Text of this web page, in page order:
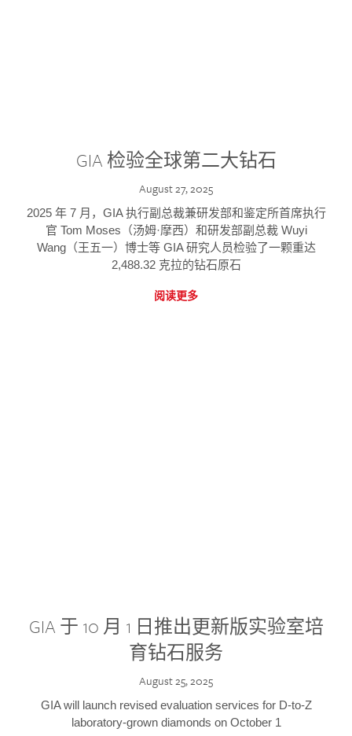
GIA 检验全球第二大钻石
August 27, 2025
2025 年 7 月，GIA 执行副总裁兼研发部和鉴定所首席执行
官 Tom Moses（汤姆·摩西）和研发部副总裁 Wuyi
Wang（王五一）博士等 GIA 研究人员检验了一颗重达
2,488.32 克拉的钻石原石
阅读更多
GIA 于 10 月 1 日推出更新版实验室培
育钻石服务
August 25, 2025
GIA will launch revised evaluation services for D-to-Z
laboratory-grown diamonds on October 1